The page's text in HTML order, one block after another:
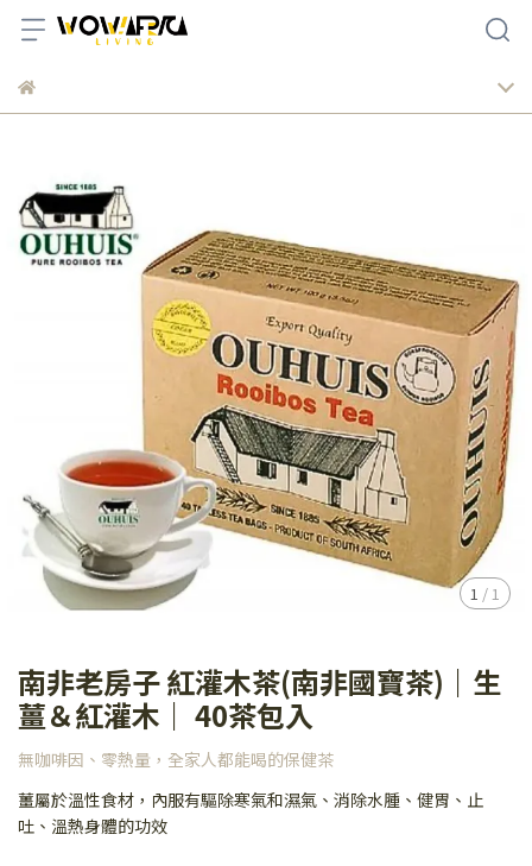
1 / 1
南非老房子 紅灌木茶(南非國寶茶)｜生
薑＆紅灌木｜ 40茶包入
無咖啡因、零熱量，全家人都能喝的保健茶
薑屬於溫性食材，內服有驅除寒氣和濕氣、消除水腫、健胃、止
吐、溫熱身體的功效